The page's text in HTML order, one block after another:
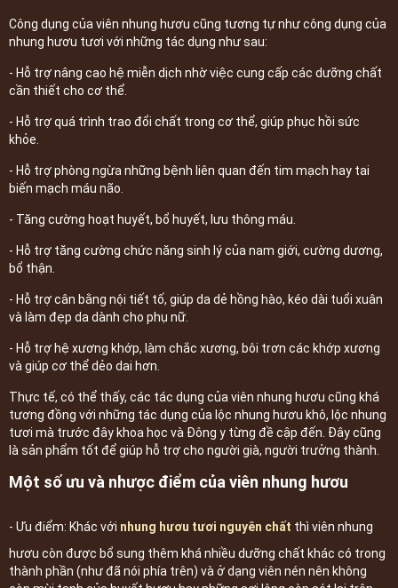
Công dụng của viên nhung hươu cũng tương tự như công dụng của
nhung hươu tươi với những tác dụng như sau:
- Hỗ trợ nâng cao hệ miễn dịch nhờ việc cung cấp các dưỡng chất
cần thiết cho cơ thể.
- Hỗ trợ quá trình trao đổi chất trong cơ thể, giúp phục hồi sức
khỏe.
- Hỗ trợ phòng ngừa những bệnh liên quan đến tim mạch hay tai
biến mạch máu não.
- Tăng cường hoạt huyết, bổ huyết, lưu thông máu.
- Hỗ trợ tăng cường chức năng sinh lý của nam giới, cường dương,
bổ thận.
- Hỗ trợ cân bằng nội tiết tố, giúp da dẻ hồng hào, kéo dài tuổi xuân
và làm đẹp da dành cho phụ nữ.
- Hỗ trợ hệ xương khớp, làm chắc xương, bôi trơn các khớp xương
và giúp cơ thể dẻo dai hơn.
Thực tế, có thể thấy, các tác dụng của viên nhung hươu cũng khá
tương đồng với những tác dụng của lộc nhung hươu khô, lộc nhung
tươi mà trước đây khoa học và Đông y từng đề cập đến. Đây cũng
là sản phẩm tốt để giúp hỗ trợ cho người già, người trưởng thành.
Một số ưu và nhược điểm của viên nhung hươu
- Ưu điểm: Khác với nhung hươu tươi nguyên chất thì viên nhung
hươu còn được bổ sung thêm khá nhiều dưỡng chất khác có trong
thành phần (như đã nói phía trên) và ở dạng viên nén nên không